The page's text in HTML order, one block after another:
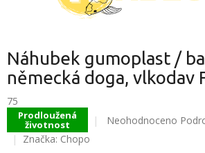
Náhubek gumoplast /
německá doga, vlkodav
75
Prodloužená
životnost
Průměrné
Neohodnoceno
Značka: Chopo